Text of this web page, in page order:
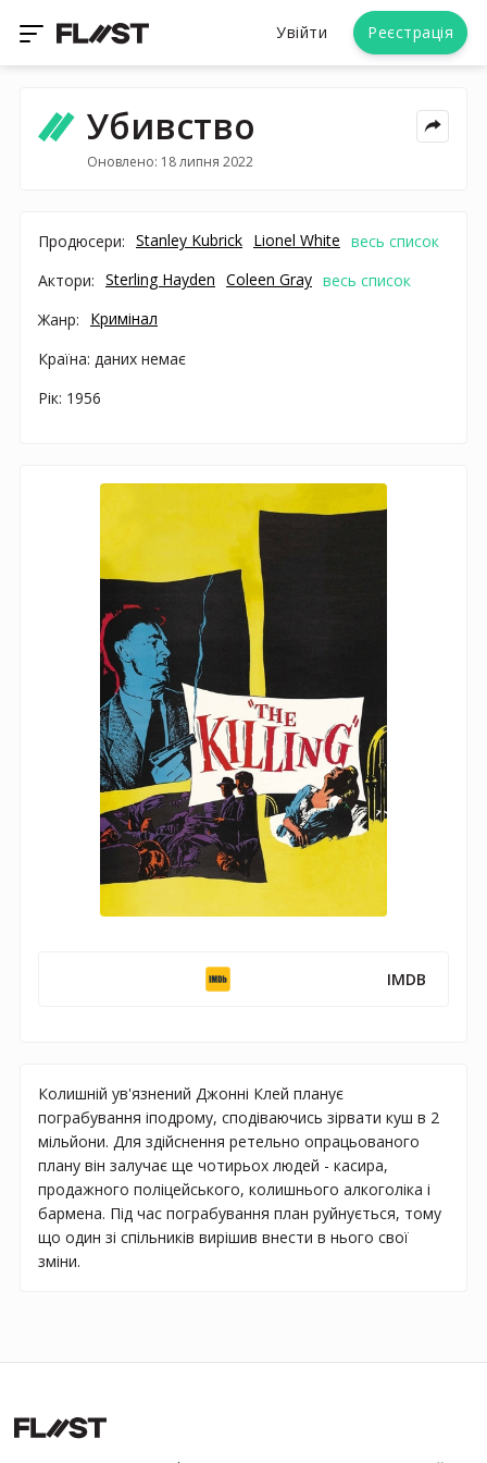
Увійти Реєстрація
Убивство
Оновлено: 18 липня 2022
Продюсери: Stanley Kubrick Lionel White весь список
Актори: Sterling Hayden Coleen Gray весь список
Жанр:
Кримінал
Країна: даних немає
Рік: 1956
IMDB
Колишній ув'язнений Джонні Клей планує
пограбування іподрому, сподіваючись зірвати куш в 2
мільйони. Для здійснення ретельно опрацьованого
плану він залучає ще чотирьох людей - касира,
продажного поліцейського, колишнього алкоголіка і
бармена. Під час пограбування план руйнується, тому
що один зі спільників вирішив внести в нього свої
зміни.